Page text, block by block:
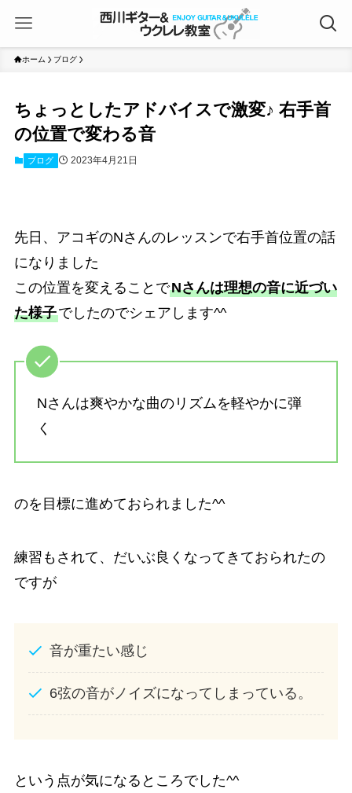
ホーム ブログ
ちょっとしたアドバイスで激変♪ 右手首
の位置で変わる音
ブログ 2023年4月21日
先日、アコギのNさんのレッスンで右手首位置の話
になりました
この位置を変えることでNさんは理想の音に近づい
た様子でしたのでシェアします^^
Nさんは爽やかな曲のリズムを軽やかに弾
く
のを目標に進めておられました^^
練習もされて、だいぶ良くなってきておられたの
ですが
音が重たい感じ
6弦の音がノイズになってしまっている。
という点が気になるところでした^^